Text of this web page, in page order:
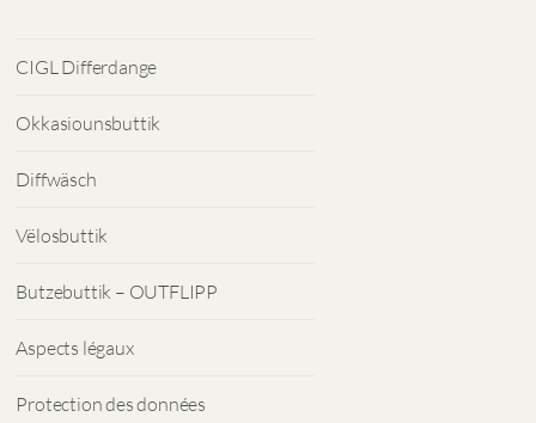
CIGL Differdange
Okkasiounsbuttik
Diffwäsch
Vëlosbuttik
Butzebuttik – OUTFLIPP
Aspects légaux
Protection des données